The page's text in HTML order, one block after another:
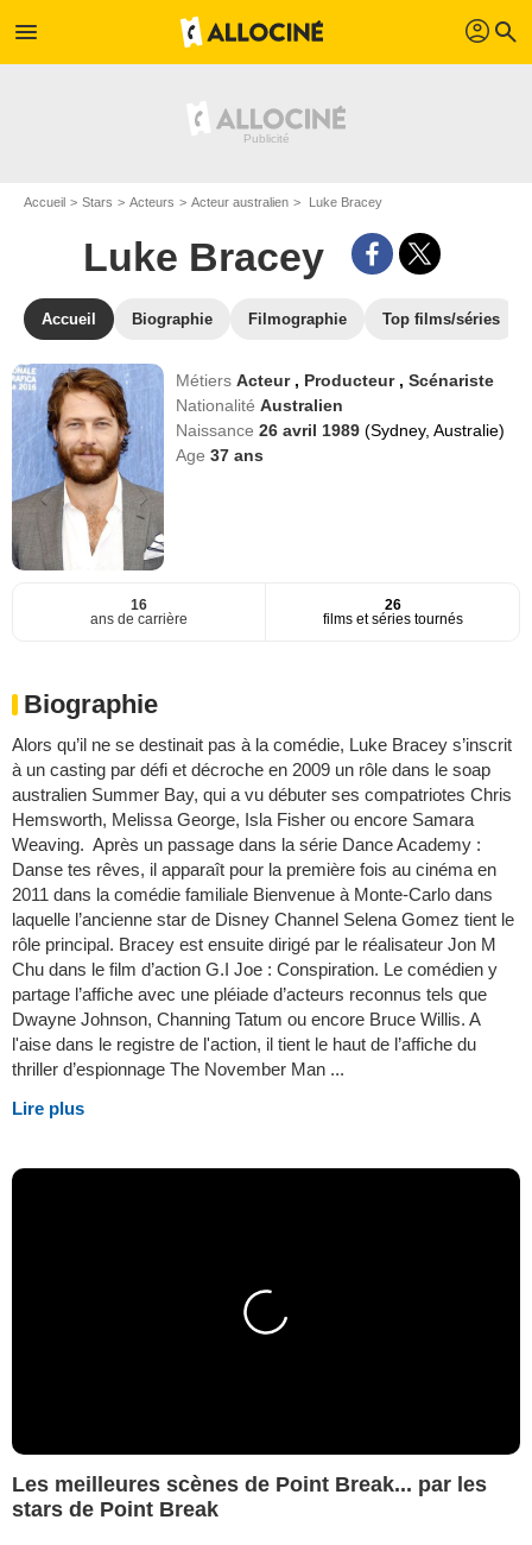
menu profil search
Accueil Stars Acteurs Acteur australien Luke Bracey
Luke Bracey
Accueil Biographie Filmographie Top films/séries
MétiersActeur , Producteur ,Scénariste
NationalitéAustralien
Naissance26 avril 1989(Sydney, Australie)
Age37 ans
16
ans de carrière
26
films et séries tournés
Biographie
Alors qu’il ne se destinait pas à la comédie, Luke Bracey s’inscrit
à un casting par défi et décroche en 2009 un rôle dans le soap
australien Summer Bay, qui a vu débuter ses compatriotes Chris
Hemsworth, Melissa George, Isla Fisher ou encore Samara
Weaving. Après un passage dans la série Dance Academy :
Danse tes rêves, il apparaît pour la première fois au cinéma en
2011 dans la comédie familiale Bienvenue à Monte-Carlo dans
laquelle l’ancienne star de Disney Channel Selena Gomez tient le
rôle principal. Bracey est ensuite dirigé par le réalisateur Jon M
Chu dans le film d’action G.I Joe : Conspiration. Le comédien y
partage l’affiche avec une pléiade d’acteurs reconnus tels que
Dwayne Johnson, Channing Tatum ou encore Bruce Willis. A
l'aise dans le registre de l'action, il tient le haut de l’affiche du
thriller d’espionnage The November Man ...
Lire plus
Les meilleures scènes de Point Break... par les
stars de Point Break